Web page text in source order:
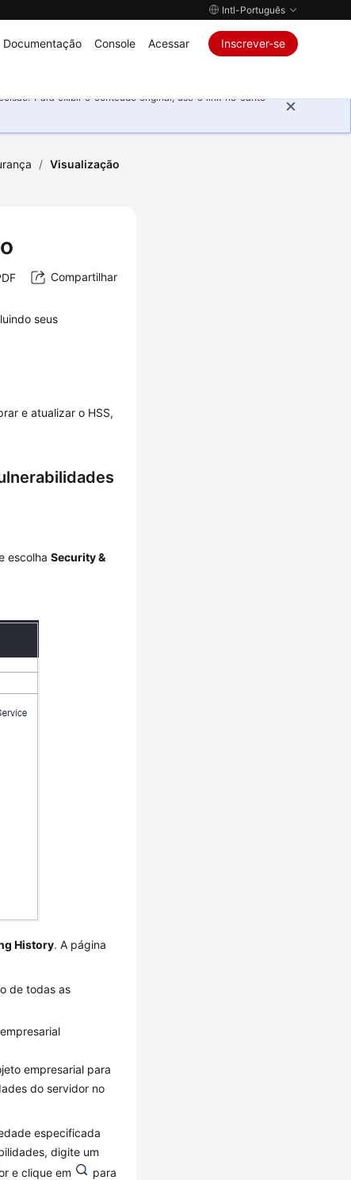
Intl-Português
Documentação Console Acessar Inscrever-se
Para exibir o conteúdo original, use o link no canto
/ Visualização
Compartilhar
seus
e atualizar o HSS,
escolhaSecurity &
History. A página
de todas as
empresarial para
do servidor no
especificada
digite um
e clique em
para